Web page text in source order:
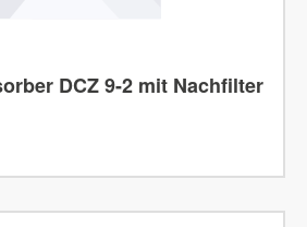
DCZ 9-2 mit Nachfilter